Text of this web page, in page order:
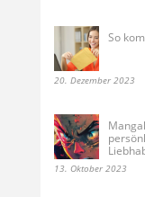
So
20. Dezember 2023
13. Oktober 2023